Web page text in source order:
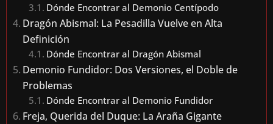
Dónde Encontrar al Demonio Centípodo
Dragón Abismal: La Pesadilla Vuelve en Alta
Definición
Dónde Encontrar al Dragón Abismal
Demonio Fundidor: Dos Versiones, el Doble de
Problemas
Dónde Encontrar al Demonio Fundidor
Freja, Querida del Duque: La Araña Gigante